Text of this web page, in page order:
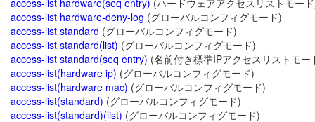
access-list hardware(seq entry) (ハードウェアアクセスリストモー
access-list hardware-deny-log (グローバルコンフィグモード)
access-list standard (グローバルコンフィグモード)
access-list standard(list) (グローバルコンフィグモード)
access-list standard(seq entry) (名前付き標準IPアクセスリストモー
access-list(hardware ip) (グローバルコンフィグモード)
access-list(hardware mac) (グローバルコンフィグモード)
access-list(standard) (グローバルコンフィグモード)
access-list(standard)(list) (グローバルコンフィグモード)